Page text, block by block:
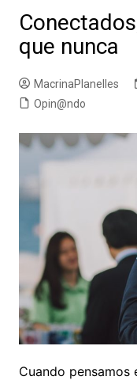
que nunca
MacrinaPlanelles
Opin@ndo
Cuando